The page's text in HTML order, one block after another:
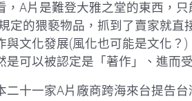
，A片是難登大雅之堂的東西，
定的猥褻物品，抓到了賣家就
與文化發展(風化也可能是文化
是可以被認定是「著作」、進而
二十一家A片廠商跨海來台提告